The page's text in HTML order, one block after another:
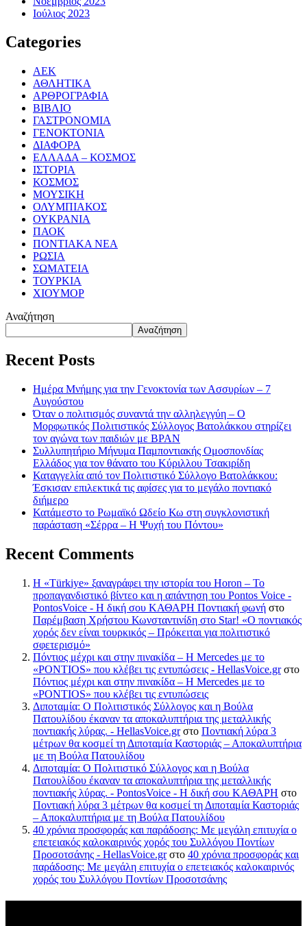
Ιούλιος 2023
Categories
ΑΕΚ
ΑΘΛΗΤΙΚΑ
ΑΡΘΡΟΓΡΑΦΙΑ
ΒΙΒΛΙΟ
ΓΑΣΤΡΟΝΟΜΙΑ
ΓΕΝΟΚΤΟΝΙΑ
ΔΙΑΦΟΡΑ
ΕΛΛΑΔΑ – ΚΟΣΜΟΣ
ΙΣΤΟΡΙΑ
ΚΟΣΜΟΣ
ΜΟΥΣΙΚΗ
ΟΛΥΜΠΙΑΚΟΣ
ΟΥΚΡΑΝΙΑ
ΠΑΟΚ
ΠΟΝΤΙΑΚΑ ΝΕΑ
ΡΩΣΙΑ
ΣΩΜΑΤΕΙΑ
ΤΟΥΡΚΙΑ
ΧΙΟΥΜΟΡ
Αναζήτηση
Αναζήτηση
Recent Posts
Ημέρα Μνήμης για την Γενοκτονία των Ασσυρίων – 7
Αυγούστου
Όταν ο πολιτισμός συναντά την αλληλεγγύη – Ο
Μορφωτικός Πολιτιστικός Σύλλογος Βατολάκκου στηρίζει
τον αγώνα των παιδιών με BPAN
Συλλυπητήριο Μήνυμα Παμποντιακής Ομοσπονδίας
Ελλάδος για τον θάνατο του Κύριλλου Τσακιρίδη
Καταγγελία από τον Πολιτιστικό Σύλλογο Βατολάκκου:
Έσκισαν επιλεκτικά τις αφίσες για το μεγάλο ποντιακό
διήμερο
Κατάμεστο το Ρωμαϊκό Ωδείο Κω στη συγκλονιστική
παράσταση «Σέρρα – Η Ψυχή του Πόντου»
Recent Comments
Η «Türkiye» ξαναγράφει την ιστορία του Horon – Το
προπαγανδιστικό βίντεο και η απάντηση του Pontos Voice -
PontosVoice - H δική σου ΚΑΘΑΡΗ Ποντιακή φωνή στο
Παρέμβαση Χρήστου Κωνσταντινίδη στο Star! «Ο ποντιακός
χορός δεν είναι τουρκικός – Πρόκειται για πολιτιστικό
σφετερισμό»
Πόντιος μέχρι και στην πινακίδα – Η Mercedes με το
«PONTIOS» που κλέβει τις εντυπώσεις - HellasVoice.grστο
Πόντιος μέχρι και στην πινακίδα – Η Mercedes με το
«PONTIOS» που κλέβει τις εντυπώσεις
Διποταμία: Ο Πολιτιστικός Σύλλογος και η Βούλα
Πατουλίδου έκαναν τα αποκαλυπτήρια της μεταλλικής
ποντιακής λύρας. - HellasVoice.grστο Ποντιακή λύρα 3
μέτρων θα κοσμεί τη Διποταμία Καστοριάς – Αποκαλυπτήρια
με τη Βούλα Πατουλίδου
Διποταμία: Ο Πολιτιστικό Σύλλογος και η Βούλα
Πατουλίδου έκαναν τα αποκαλυπτήρια της μεταλλικής
ποντιακής λύρας. - PontosVoice - H δική σου ΚΑΘΑΡΗ στο
Ποντιακή λύρα 3 μέτρων θα κοσμεί τη Διποταμία Καστοριάς
– Αποκαλυπτήρια με τη Βούλα Πατουλίδου
40 χρόνια προσφοράς και παράδοσης: Με μεγάλη επιτυχία ο
επετειακός καλοκαιρινός χορός του Συλλόγου Ποντίων
Προσοτσάνης - HellasVoice.grστο 40 χρόνια προσφοράς και
παράδοσης: Με μεγάλη επιτυχία ο επετειακός καλοκαιρινός
χορός του Συλλόγου Ποντίων Προσοτσάνης